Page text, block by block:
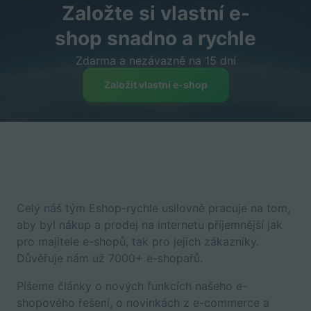
Založte si vlastní e-
shop snadno a rychle
Zdarma a nezávazně na 15 dní
Založit vlastní e-shop
Celý náš tým Eshop-rychle usilovně pracuje na tom,
aby byl nákup a prodej na internetu příjemnější jak
pro majitele e-shopů, tak pro jejich zákazníky.
Důvěřuje nám už 7000+ e-shopařů.
Píšeme články o nových funkcích našeho e-
shopového řešení, o novinkách z e-commerce a